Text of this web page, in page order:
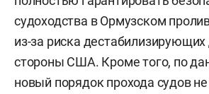
судоходства в Ормузском
из-за риска дестабилизирующих
стороны США. Кроме того, по
новый порядок прохода судов не